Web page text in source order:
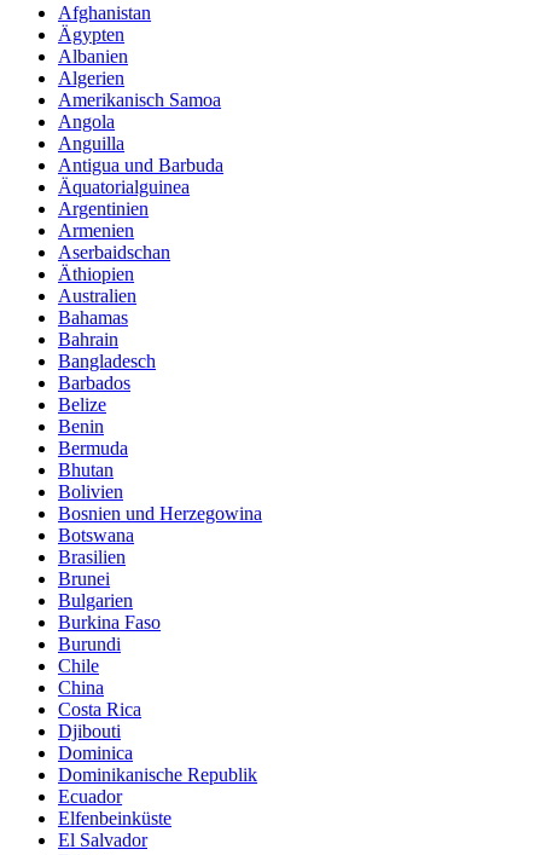
Afghanistan
Ägypten
Albanien
Algerien
Amerikanisch Samoa
Angola
Anguilla
Antigua und Barbuda
Äquatorialguinea
Argentinien
Armenien
Aserbaidschan
Äthiopien
Australien
Bahamas
Bahrain
Bangladesch
Barbados
Belize
Benin
Bermuda
Bhutan
Bolivien
Bosnien und Herzegowina
Botswana
Brasilien
Brunei
Bulgarien
Burkina Faso
Burundi
Chile
China
Costa Rica
Djibouti
Dominica
Dominikanische Republik
Ecuador
Elfenbeinküste
El Salvador